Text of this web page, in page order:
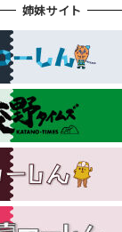
姉妹サイト